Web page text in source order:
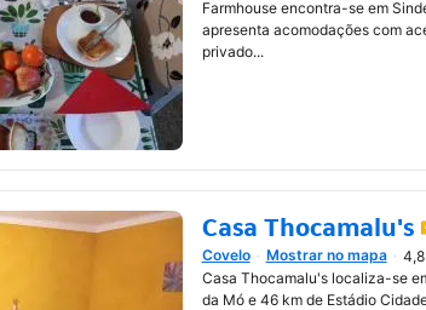
Farmhouse encontra-se em
apresenta acomodações com
privado...
Casa Thocamalu's
Abre numa nova janela
Covelo Mostrar no mapa
Casa Thocamalu's localiza-se
da Mó e 46 km de Estádio